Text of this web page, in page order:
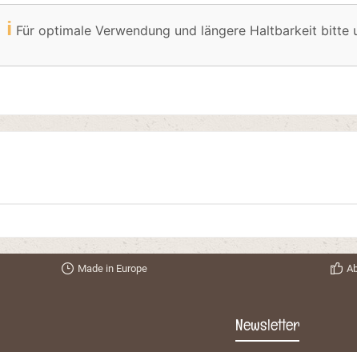
ℹ️ Für optimale Verwendung und längere Haltbarkeit bitte
Made in Europe
Newsletter